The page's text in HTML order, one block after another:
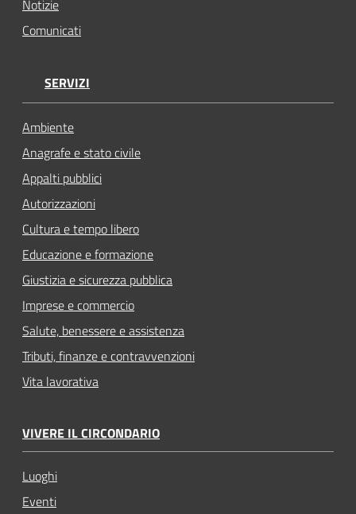
Notizie
Comunicati
SERVIZI
Ambiente
Anagrafe e stato civile
Appalti pubblici
Autorizzazioni
Cultura e tempo libero
Educazione e formazione
Giustizia e sicurezza pubblica
Imprese e commercio
Salute, benessere e assistenza
Tributi, finanze e contravvenzioni
Vita lavorativa
VIVERE IL CIRCONDARIO
Luoghi
Eventi